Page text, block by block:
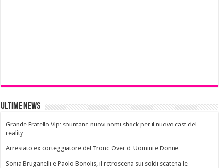
Ultime News
Grande Fratello Vip: spuntano nuovi nomi shock per il nuovo cast del
reality
Arrestato ex corteggiatore del Trono Over di Uomini e Donne
Sonia Bruganelli e Paolo Bonolis, il retroscena sui soldi scatena le